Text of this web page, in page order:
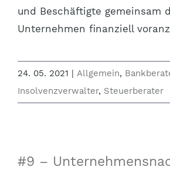
und Beschäftigte gemeinsam
Unternehmen finanziell
24. 05. 2021 | Allgemein,
Insolvenzverwalter, Steuerberater
#9 –